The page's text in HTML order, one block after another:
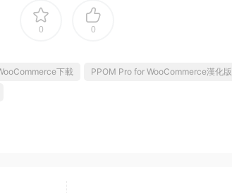
0 0
下載
PPOM Pro for WooCommerce漢化版